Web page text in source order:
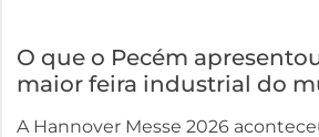
O que o Pecém
maior feira industrial do
A Hannover Messe 2026